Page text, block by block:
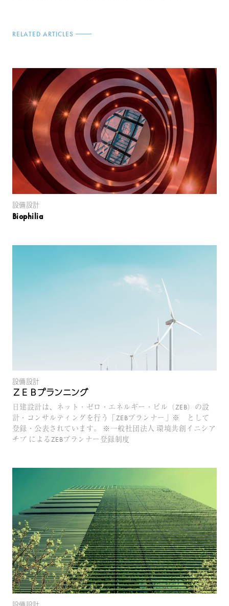
RELATED ARTICLES
設備設計
Biophilia
設備設計
ＺＥＢプランニング
日建設計は、ネット・ゼロ・エネルギー・ビル（ZEB）の設
計・コンサルティングを行う「ZEBプランナー」※ として
登録・公表されています。 ※一般社団法人 環境共創イニシア
チブ によるZEBプランナー登録制度